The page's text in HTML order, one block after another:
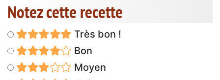
Notez cette recette
Très bon !
Bon
Moyen